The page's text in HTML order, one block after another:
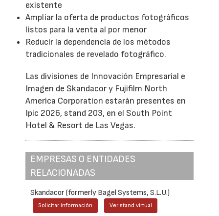
existente
Ampliar la oferta de productos fotográficos
listos para la venta al por menor
Reducir la dependencia de los métodos
tradicionales de revelado fotográfico.
Las divisiones de Innovación Empresarial e
Imagen de Skandacor y Fujifilm North
America Corporation estarán presentes en
Ipic 2026, stand 203, en el South Point
Hotel & Resort de Las Vegas.
EMPRESAS O ENTIDADES
RELACIONADAS
Skandacor (formerly Bagel Systems, S.L.U.)
Solicitar información Ver stand virtual